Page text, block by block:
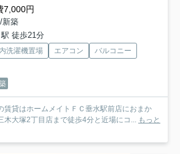
7,000円
新築
徒歩21分
洗濯機置場 エアコン
バルコニー
賃貸はホームメイトＦＣ垂水駅前店におまか
大塚2丁目店まで徒歩4分と近場にコ...
もっと